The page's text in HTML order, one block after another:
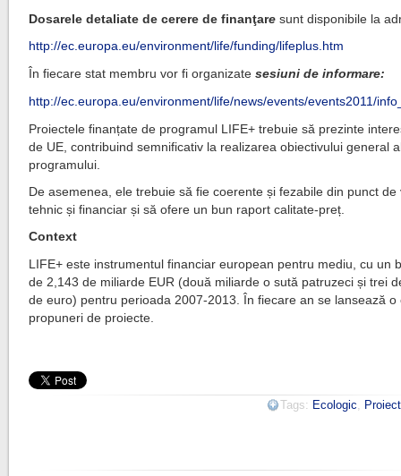
Dosarele detaliate de cerere de finanţare sunt disponibile la
http://ec.europa.eu/environment/life/funding/lifeplus.htm
În fiecare stat membru vor fi organizatesesiuni de informare:
http://ec.europa.eu/environment/life/news/events/events2011/
Proiectele finanțate de programul LIFE+ trebuie să prezinte
de UE, contribuind semnificativ la realizarea obiectivului general
programului.
De asemenea, ele trebuie să fie coerente și fezabile din punct de
tehnic și financiar și să ofere un bun raport calitate-preț.
Context
LIFE+ este instrumentul financiar european pentru mediu, cu un
de 2,143 de miliarde EUR (două miliarde o sută patruzeci și trei
de euro) pentru perioada 2007-2013. În fiecare an se lansează o
propuneri de proiecte.
Tags: Ecologic,